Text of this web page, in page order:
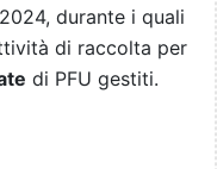
durante i quali
di raccolta per
di PFU gestiti.